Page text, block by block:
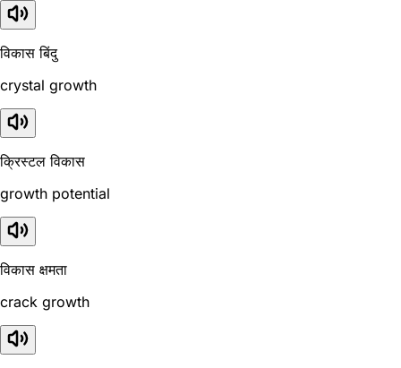
विकास बिंदु
crystal growth
क्रिस्टल विकास
growth potential
विकास क्षमता
crack growth